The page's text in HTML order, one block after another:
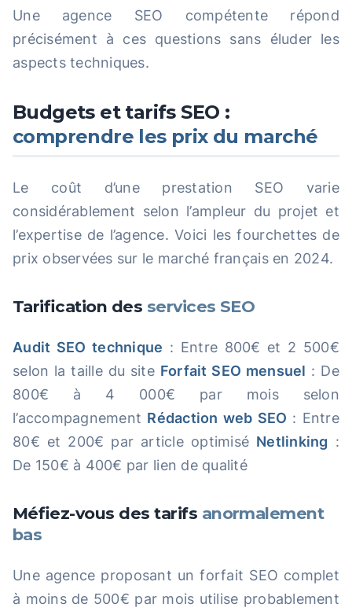
Une agence SEO compétente répond
précisément à ces questions sans éluder les
aspects techniques.
Budgets et tarifs SEO :
comprendre les prix du marché
Le coût d’une prestation SEO varie
considérablement selon l’ampleur du projet et
l’expertise de l’agence. Voici les fourchettes de
prix observées sur le marché français en 2024.
Tarification des services SEO
Audit SEO technique : Entre 800€ et 2 500€
selon la taille du site Forfait SEO mensuel : De
800€ à 4 000€ par mois selon
l’accompagnement Rédaction web SEO : Entre
80€ et 200€ par article optimisé Netlinking :
De 150€ à 400€ par lien de qualité
Méfiez-vous des tarifs anormalement
bas
Une agence proposant un forfait SEO complet
à moins de 500€ par mois utilise probablement